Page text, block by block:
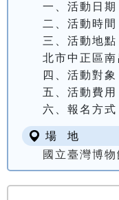
一、活動日
二、活動時
三、活動地
北市中正區
四、活動對
五、活動費
六、報名方
場 地
國立臺灣博